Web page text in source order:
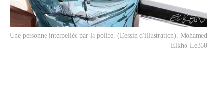
Une personne interpellée par la police. (Dessin d'illustration). Mohamed
Elkho-Le360